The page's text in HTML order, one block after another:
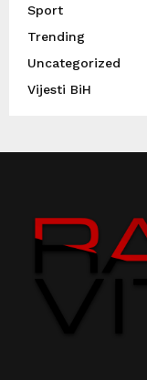
Sport
Trending
Uncategorized
Vijesti BiH